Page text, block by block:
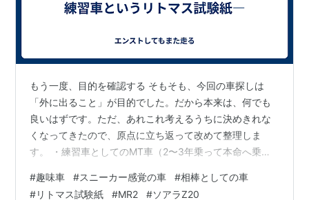
もう一度、目的を確認する そもそも、今回の車探しは
「外に出ること」が目的でした。だから本来は、何でも
良いはずです。ただ、あれこれ考えるうちに決めきれな
くなってきたので、原点に立ち返って改めて整理しま
す。 ・練習車としてのMT車（2〜3年乗って本命へ乗り
な運転 ・週末に、ふらっと目的もなく乗りたくなる車 趣
#趣味車 #スニーカー感覚の車 #相棒としての車
#リトマス試験紙 #MR2 #ソアラZ20